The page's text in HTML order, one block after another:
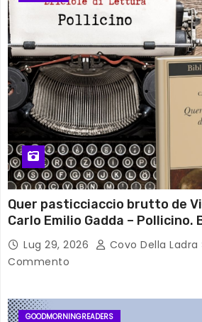
Quer pasticciaccio brutto de
Carlo Emilio Gadda –
Lug 29, 2026 Covo Della Ladra
Commento
GOODMORNINGREADERS